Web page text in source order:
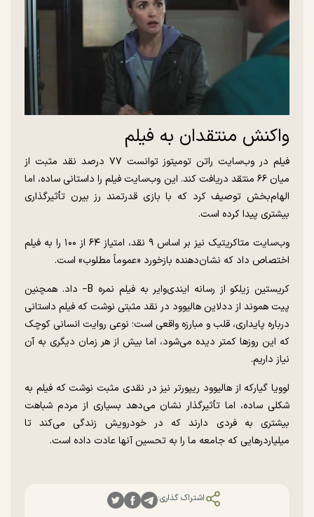
واکنش منتقدان به فیلم
فیلم در وب‌سایت راتن تومیتوز توانست ۷۷ درصد نقد مثبت از
میان ۶۶ منتقد دریافت کند. این وب‌سایت فیلم را داستانی ساده، اما
الهام‌بخش توصیف کرد که با بازی قدرتمند رز بیرن تأثیرگذاری
بیشتری پیدا کرده است.
وب‌سایت متاکریتیک نیز بر اساس ۹ نقد، امتیاز ۶۴ از ۱۰۰ را به فیلم
اختصاص داد که نشان‌دهنده بازخورد «عموماً مطلوب» است.
کریستین زیلکو از رسانه ایندی‌وایر به فیلم نمره B− داد. همچنین
پیت هموند از ددلاین هالیوود در نقد مثبتی نوشت که فیلم داستانی
درباره پایداری، قلب و مبارزه واقعی است؛ نوعی روایت انسانی کوچک
که این روز‌ها کمتر دیده می‌شود، اما بیش از هر زمان دیگری به آن
نیاز داریم.
لوویا گیارکه از هالیوود ریپورتر نیز در نقدی مثبت نوشت که فیلم به
شکلی ساده، اما تأثیرگذار نشان می‌دهد بسیاری از مردم شباهت
بیشتری به فردی دارند که در خودرویش زندگی می‌کند تا
میلیاردر‌هایی که جامعه ما را به تحسین آنها عادت داده است.
اشتراک گذاری: